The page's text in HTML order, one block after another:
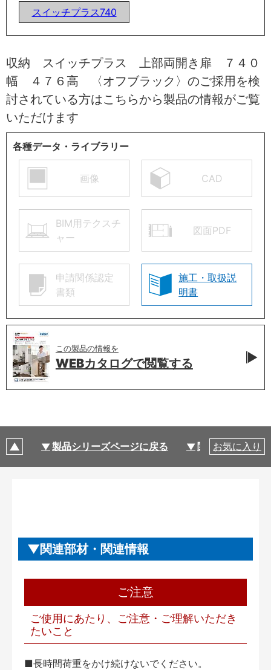
スイッチプラス740
収納 スイッチプラス 上部両開き扉 ７４０
幅 ４７６高 〈オフブラック〉のご採用を検
討されている方はこちらから製品の情報がご覧
いただけます
各種データ・ライブラリー
画像 CAD
BIM用テクスチ
ャー
図面PDF
申請関係認定
書類
施工・取扱説
明書
この製品の情報を
WEBカタログで閲覧する
製品シリーズページに戻る 関連部材・関連
お気に入り
関連部材・関連情報
ご注意
ご使用にあたり、ご注意・ご理解いただき
たいこと
■長時間荷重をかけ続けないでください。